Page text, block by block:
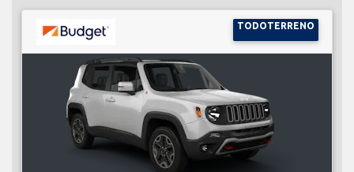
TODOTERRENO